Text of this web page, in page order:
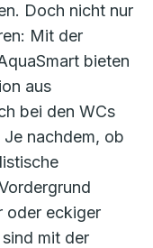
Doch nicht nur
Mit der
bieten
aus
bei den WCs
nachdem, ob
oder eckiger
mit der